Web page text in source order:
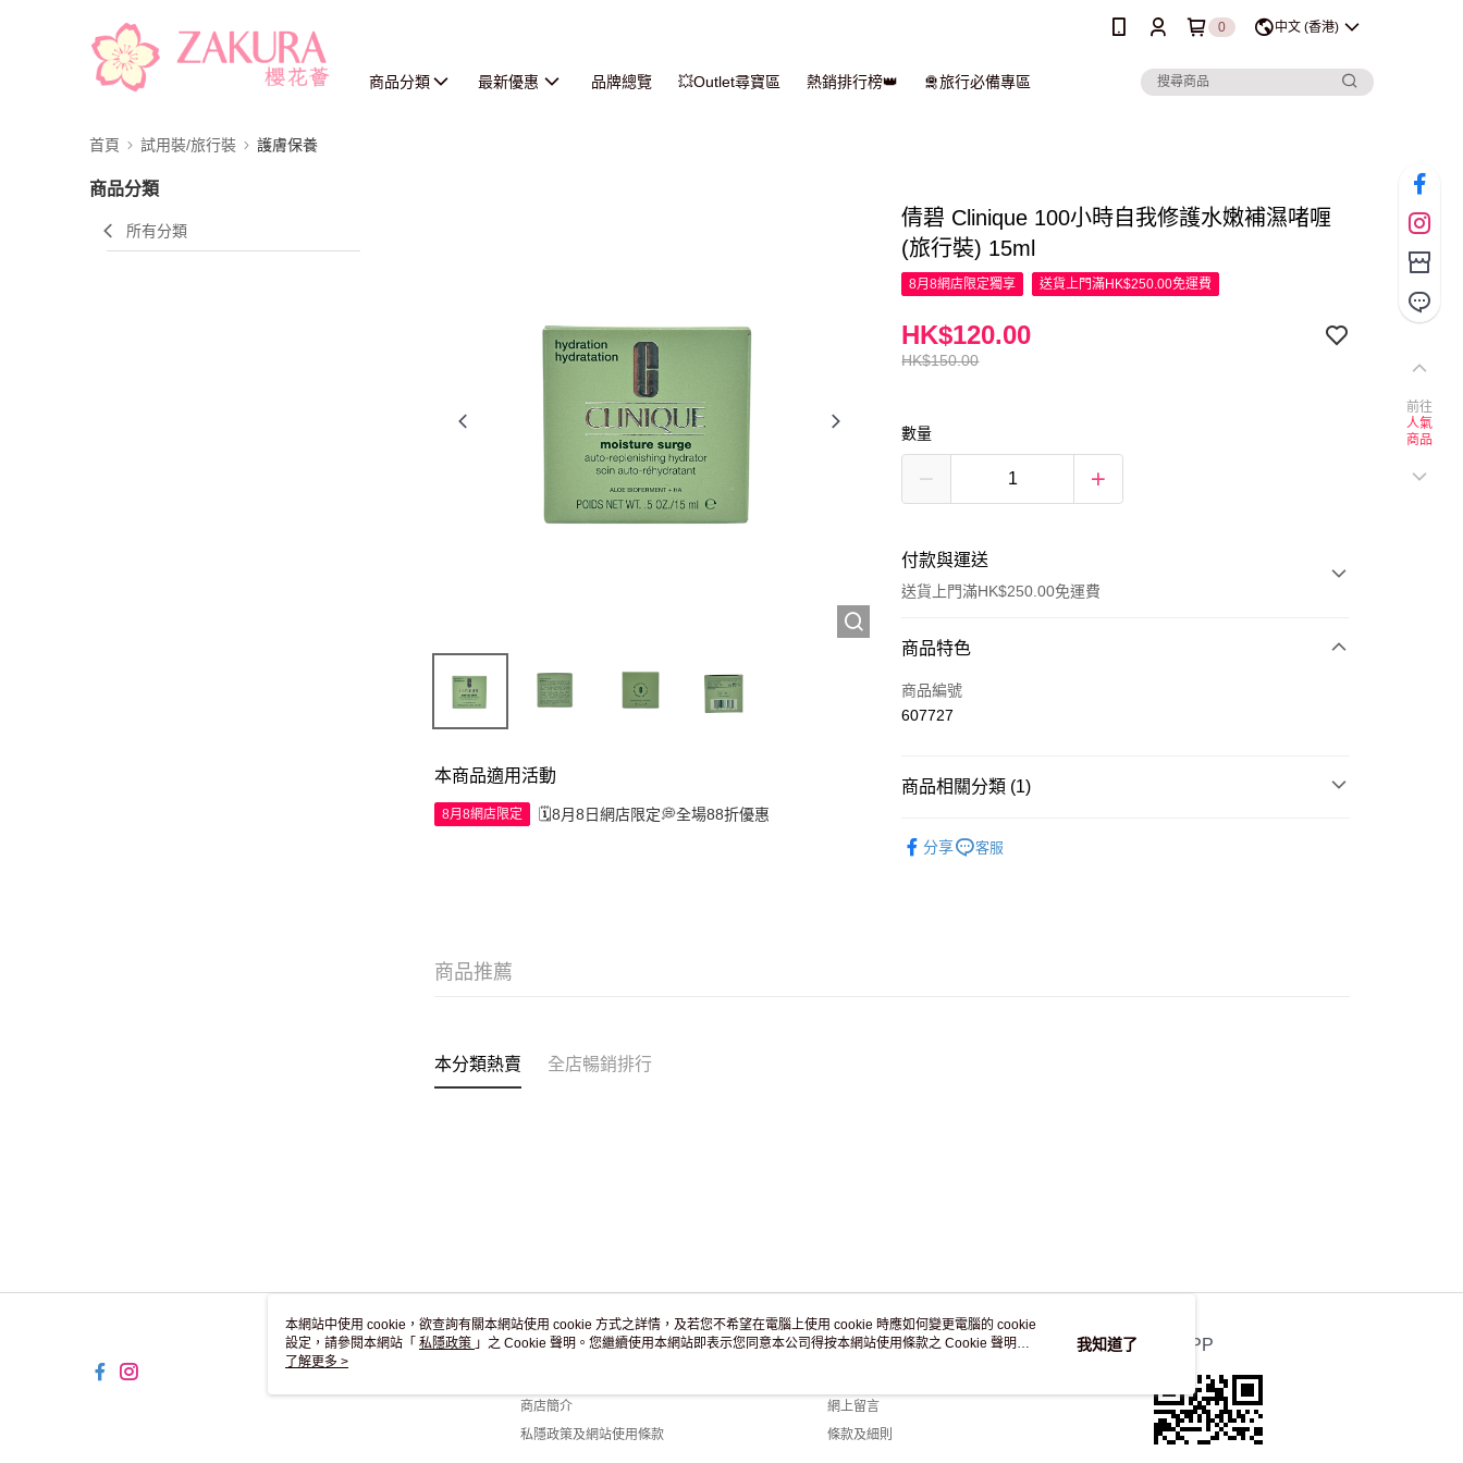
0 中文 (香港)
商品分類 最新優惠 品牌總覽 💥Outlet尋寶區 熱銷排行榜👑 🛅旅行必備專區
首頁 試用裝/旅行裝 護膚保養
商品分類
所有分類
本商品適用活動
8月8網店限定 🗓️8月8日網店限定💭全場88折優惠
倩碧 Clinique 100小時自我修護水嫩補濕啫喱
(旅行裝) 15ml
8月8網店限定獨享 送貨上門滿HK$250.00免運費
HK$150.00
HK$120.00
數量
付款與運送
送貨上門滿HK$250.00免運費
付款方式
信用卡
商品特色
商品編號
607727
商品相關分類 (1)
分享
客服
商品推薦
本分類熱賣 全店暢銷排行
關於我們
商店簡介
私隱政策及網站使用條款
客戶服務
網上留言
條款及細則
官方APP
前往
人氣
商品
本網站中使用 cookie，欲查詢有關本網站使用 cookie 方式之詳情，及若您不希望在電腦上使用 cookie 時應如何變更電腦的 cookie
設定，請參閱本網站「 私隱政策 」之 Cookie 聲明。您繼續使用本網站即表示您同意本公司得按本網站使用條款之 Cookie 聲明使
用 cookie。
了解更多 >
我知道了